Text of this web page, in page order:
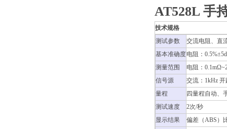
AT528L 手
技术规格
测试参数
交流电阻、直
基本准确度电阻：
测量范围
电阻：
信号源
交流：1kHz
量程
四量程自动、
测试速度
2次/秒
显示结果
偏差（ABS）